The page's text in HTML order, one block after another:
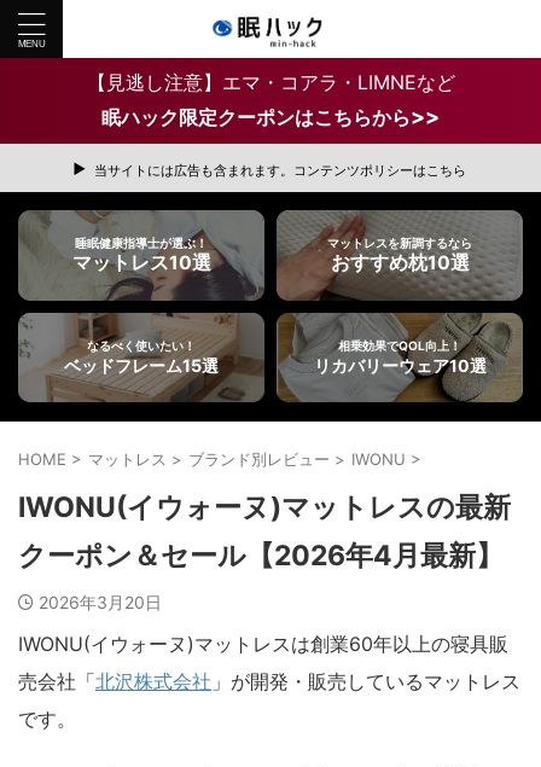
【見逃し注意】エマ・コアラ・LIMNEなど
眠ハック限定クーポンはこちらから>>
当サイトには広告も含まれます。コンテンツポリシーはこちら
睡眠健康指導士が選ぶ！
マットレス10選
マットレスを新調するなら
おすすめ枕10選
なるべく使いたい！
ベッドフレーム15選
相乗効果でQOL向上！
リカバリーウェア10選
HOME > マットレス > ブランド別レビュー > IWONU >
IWONU(イウォーヌ)マットレスの最新
クーポン＆セール【2026年4月最新】
2026年3月20日
IWONU(イウォーヌ)マットレスは創業60年以上の寝具販
売会社「北沢株式会社 」が開発・販売しているマットレス
です。